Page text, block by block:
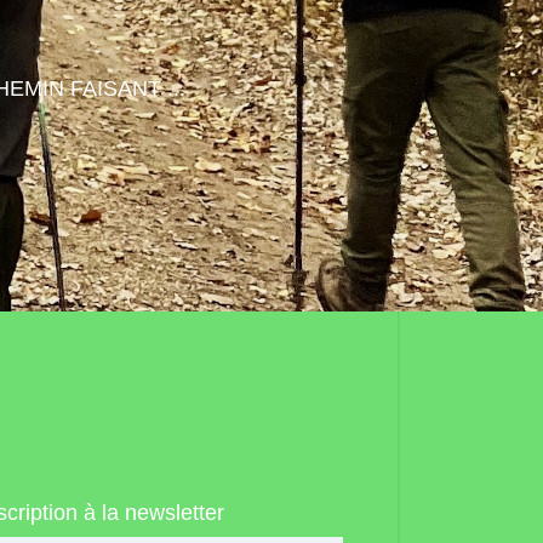
FAISANT ...
à la newsletter